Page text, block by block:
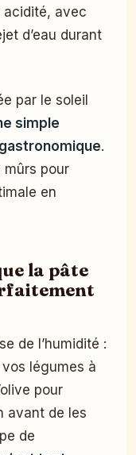
acidité, avec
d’eau durant
par le soleil
simple
.
mûrs pour
en
la pâte
de l’humidité :
légumes à
pour
avant de les
de